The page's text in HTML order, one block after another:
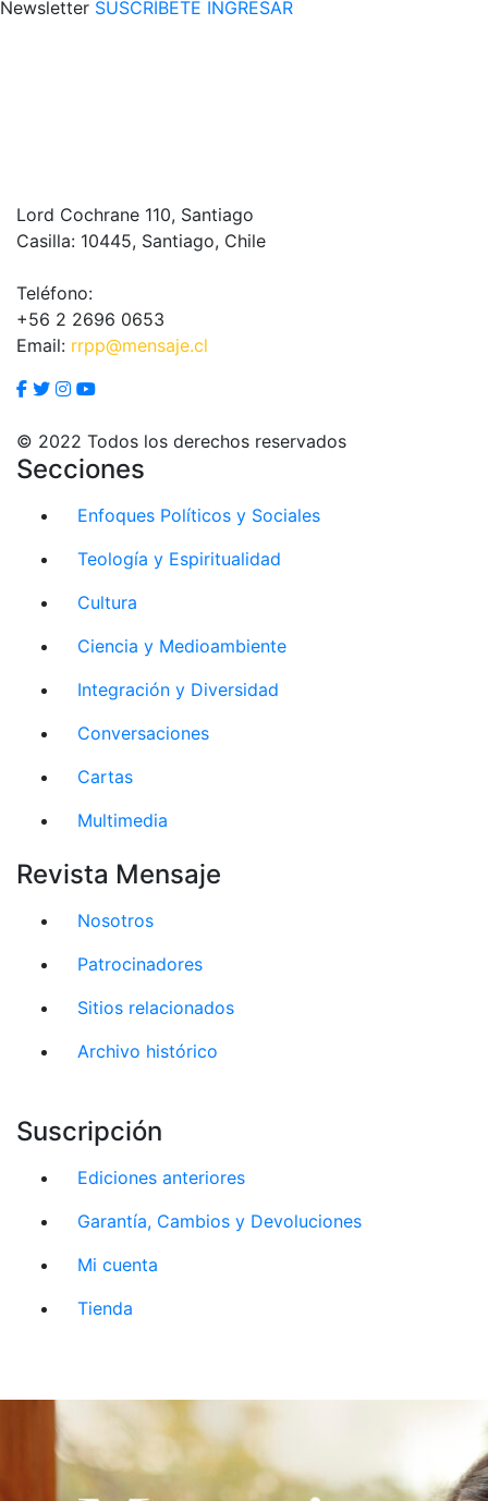
Newsletter SUSCRÍBETE INGRESAR
Lord Cochrane 110, Santiago
Casilla: 10445, Santiago, Chile
Teléfono:
+56 2 2696 0653
Email: rrpp@mensaje.cl
© 2022 Todos los derechos reservados
Secciones
Enfoques Políticos y Sociales
Teología y Espiritualidad
Cultura
Ciencia y Medioambiente
Integración y Diversidad
Conversaciones
Cartas
Multimedia
Revista Mensaje
Nosotros
Patrocinadores
Sitios relacionados
Archivo histórico
Suscripción
Ediciones anteriores
Garantía, Cambios y Devoluciones
Mi cuenta
Tienda